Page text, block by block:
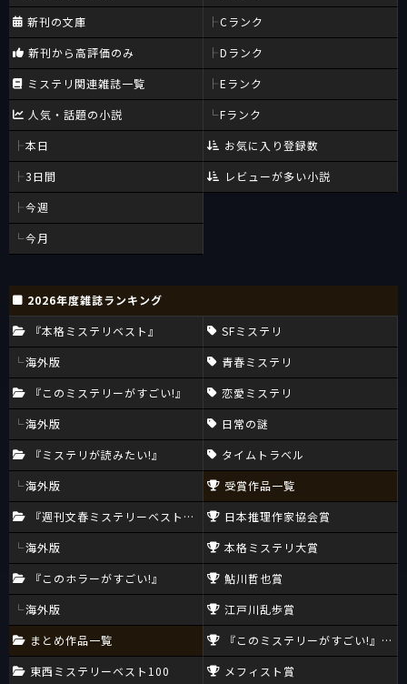
新刊の文庫
新刊から高評価のみ
ミステリ関連雑誌一覧
人気・話題の小説
本日
3日間
今週
今月
Cランク
Dランク
Eランク
Fランク
お気に入り登録数
レビューが多い小説
2026年度雑誌ランキング
『本格ミステリベスト』
海外版
『このミステリーがすごい!』
海外版
『ミステリが読みたい!』
海外版
『週刊文春ミステリーベスト10』
海外版
『このホラーがすごい!』
海外版
まとめ作品一覧
東西ミステリーベスト100
SFミステリ
青春ミステリ
恋愛ミステリ
日常の謎
タイムトラベル
受賞作品一覧
日本推理作家協会賞
本格ミステリ大賞
鮎川哲也賞
江戸川乱歩賞
『このミステリーがすごい!』大賞
メフィスト賞